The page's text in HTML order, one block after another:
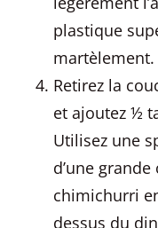
plastique
martèlement.
Retirez la
et ajoutez ½
Utilisez une
d’une
chimichurri
dessus du